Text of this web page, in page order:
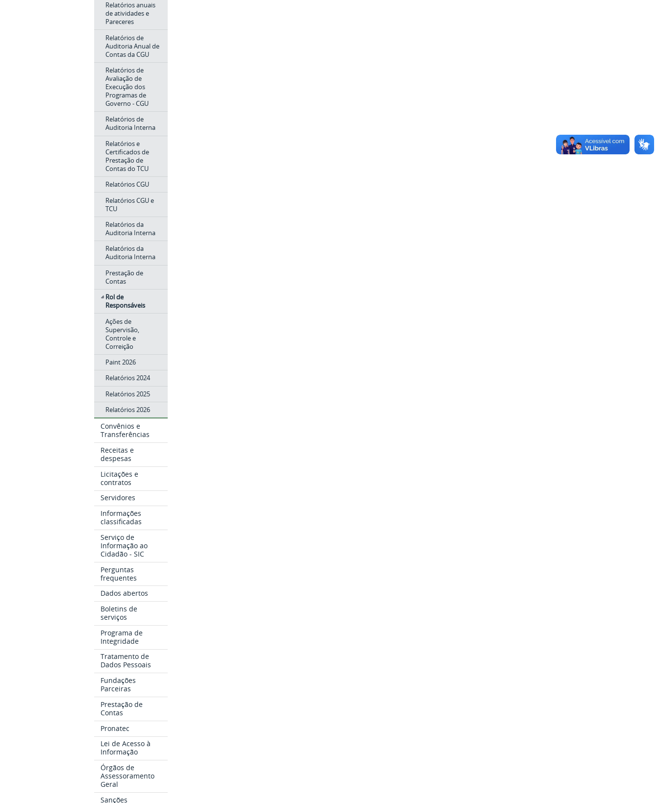
Relatórios anuais
de atividades e
Pareceres
Relatórios de
Auditoria Anual de
Contas da CGU
Relatórios de
Avaliação de
Execução dos
Programas de
Governo - CGU
Relatórios de
Auditoria Interna
Relatórios e
Certificados de
Prestação de
Contas do TCU
Relatórios CGU
Relatórios CGU e
TCU
Relatórios da
Auditoria Interna
Relatórios da
Auditoria Interna
Prestação de
Contas
Rol de
Responsáveis
Ações de
Supervisão,
Controle e
Correição
Paint 2026
Relatórios 2024
Relatórios 2025
Relatórios 2026
Convênios e
Transferências
Receitas e
despesas
Licitações e
contratos
Servidores
Informações
classificadas
Serviço de
Informação ao
Cidadão - SIC
Perguntas
frequentes
Dados abertos
Boletins de
serviços
Programa de
Integridade
Tratamento de
Dados Pessoais
Fundações
Parceiras
Prestação de
Contas
Pronatec
Lei de Acesso à
Informação
Órgãos de
Assessoramento
Geral
Sanções